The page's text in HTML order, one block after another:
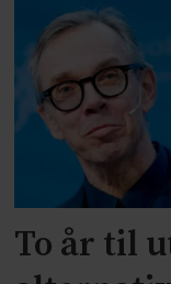
To år til